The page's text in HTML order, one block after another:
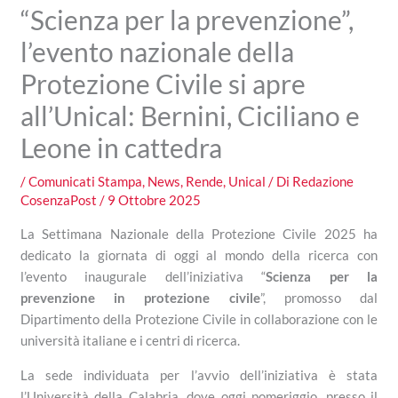
“Scienza per la prevenzione”,
l’evento nazionale della
Protezione Civile si apre
all’Unical: Bernini, Ciciliano e
Leone in cattedra
/Comunicati Stampa, News, Rende, Unical / Di Redazione
CosenzaPost/ 9 Ottobre 2025
La Settimana Nazionale della Protezione Civile 2025 ha
dedicato la giornata di oggi al mondo della ricerca con
l’evento inaugurale dell’iniziativa “Scienza per la
prevenzione in protezione civile”, promosso dal
Dipartimento della Protezione Civile in collaborazione con le
università italiane e i centri di ricerca.
La sede individuata per l’avvio dell’iniziativa è stata